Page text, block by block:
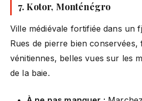
7. Kotor, Monténégro
Ville médiévale fortifiée dans un
Rues de pierre bien conservées,
vénitiennes, belles vues sur les
de la baie.